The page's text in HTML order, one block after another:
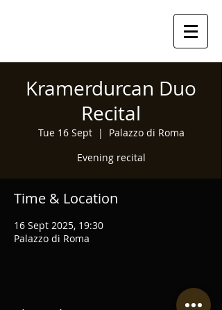
Kramerdurcan Duo
Recital
Tue 16 Sept
  |
Palazzo di Roma
Evening recital
Time & Location
16 Sept 2025, 19:30
Palazzo di Roma